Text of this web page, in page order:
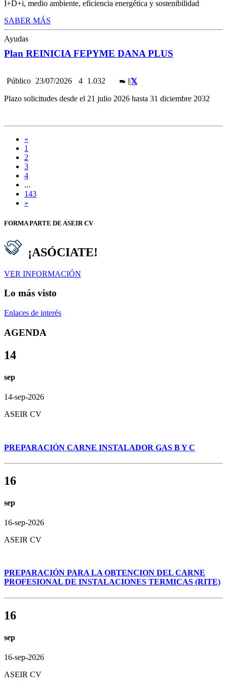
I+D+i, medio ambiente, eficiencia energética y sostenibilidad
SABER MÁS
Ayudas
Plan REINICIA FEPYME DANA PLUS
Público 23/07/2026 4 1.032 ||
Plazo solicitudes desde el 21 julio 2026 hasta 31 diciembre 2032
«
1
2
3
4
...
143
»
FORMA PARTE DE ASEIR CV
¡ASÓCIATE!
VER INFORMACIÓN
Lo más visto
Enlaces de interés
AGENDA
14
sep
14-sep-2026
ASEIR CV
PREPARACIÓN CARNE INSTALADOR GAS B Y C
16
sep
16-sep-2026
ASEIR CV
PREPARACIÓN PARA LA OBTENCION DEL CARNE
PROFESIONAL DE INSTALACIONES TERMICAS (RITE)
16
sep
16-sep-2026
ASEIR CV